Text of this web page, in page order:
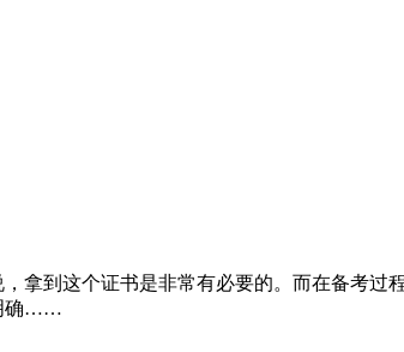
拿到这个证书是非常有必要的。而在备考过
确……